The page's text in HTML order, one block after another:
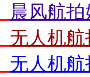
晨风航
无人机
无人机